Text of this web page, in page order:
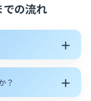
の流れ
＋
？ ＋